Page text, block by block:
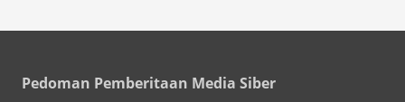
Pedoman Pemberitaan Media Siber